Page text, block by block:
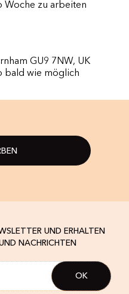
Woche zu arbeiten
GU9 7NW, UK
bald wie möglich
UND ERHALTEN
NACHRICHTEN